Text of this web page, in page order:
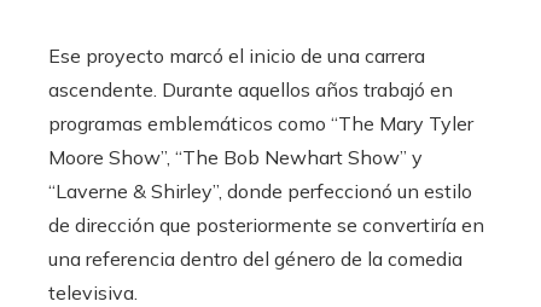
Ese proyecto marcó el inicio de una carrera
ascendente. Durante aquellos años trabajó en
programas emblemáticos como “The Mary Tyler
Moore Show”, “The Bob Newhart Show” y
“Laverne & Shirley”, donde perfeccionó un estilo
de dirección que posteriormente se convertiría en
una referencia dentro del género de la comedia
televisiva.